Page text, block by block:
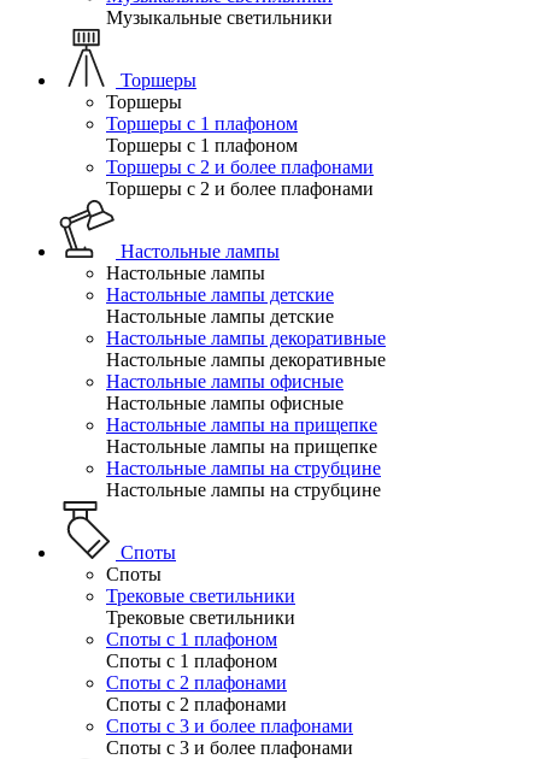
Музыкальные светильники
Торшеры
Торшеры
Торшеры с 1 плафоном
Торшеры с 1 плафоном
Торшеры с 2 и более плафонами
Торшеры с 2 и более плафонами
Настольные лампы
Настольные лампы
Настольные лампы детские
Настольные лампы детские
Настольные лампы декоративные
Настольные лампы декоративные
Настольные лампы офисные
Настольные лампы офисные
Настольные лампы на прищепке
Настольные лампы на прищепке
Настольные лампы на струбцине
Настольные лампы на струбцине
Споты
Споты
Трековые светильники
Трековые светильники
Споты с 1 плафоном
Споты с 1 плафоном
Споты с 2 плафонами
Споты с 2 плафонами
Споты с 3 и более плафонами
Споты с 3 и более плафонами